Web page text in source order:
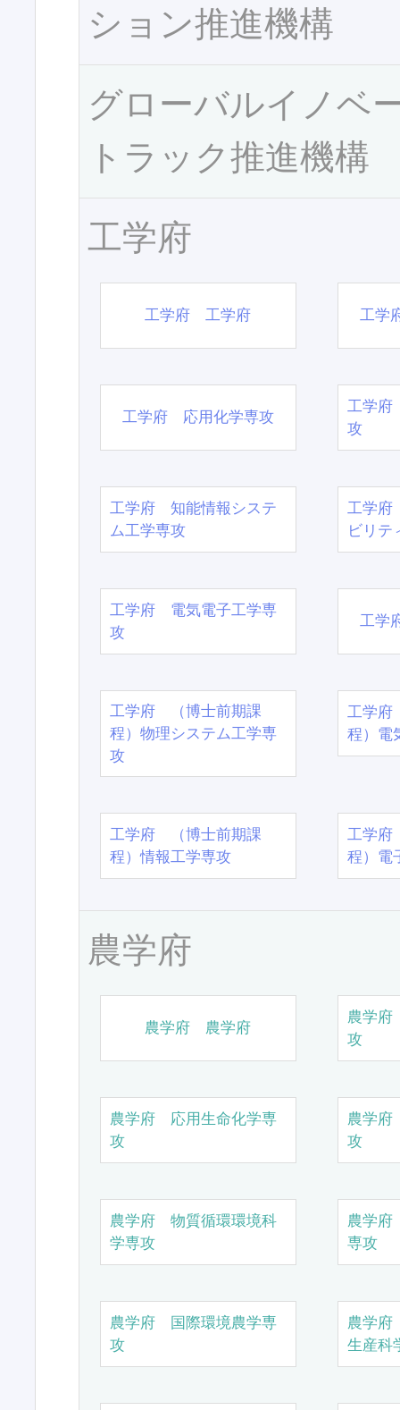
ション推進機構
グローバルイノベ
トラック推進機構
工学府
工学府 工学府 工学
工学府 応用化学専攻
工学府
攻
工学府 知能情報システ
ム工学専攻
工学府
ビリテ
工学府 電気電子工学専
攻
工学
工学府 （博士前期課
程）物理システム工学専
攻
工学
程）電
工学府 （博士前期課
程）情報工学専攻
工学
程）電
農学府
農学府 農学府
農学
攻
農学府 応用生命化学専
攻
農学
攻
農学府 物質循環環境科
学専攻
農学
専攻
農学府 国際環境農学専
攻
農学
生産科